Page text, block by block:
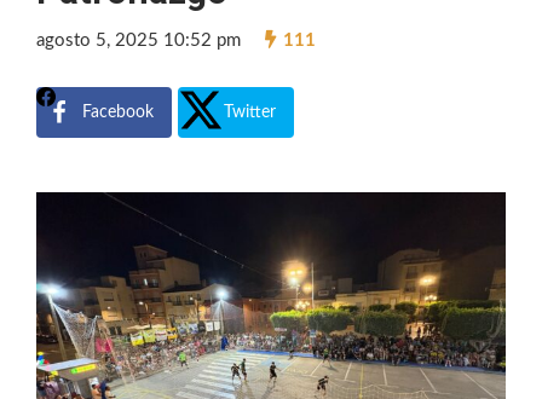
agosto 5, 2025 10:52 pm 111
Facebook Twitter